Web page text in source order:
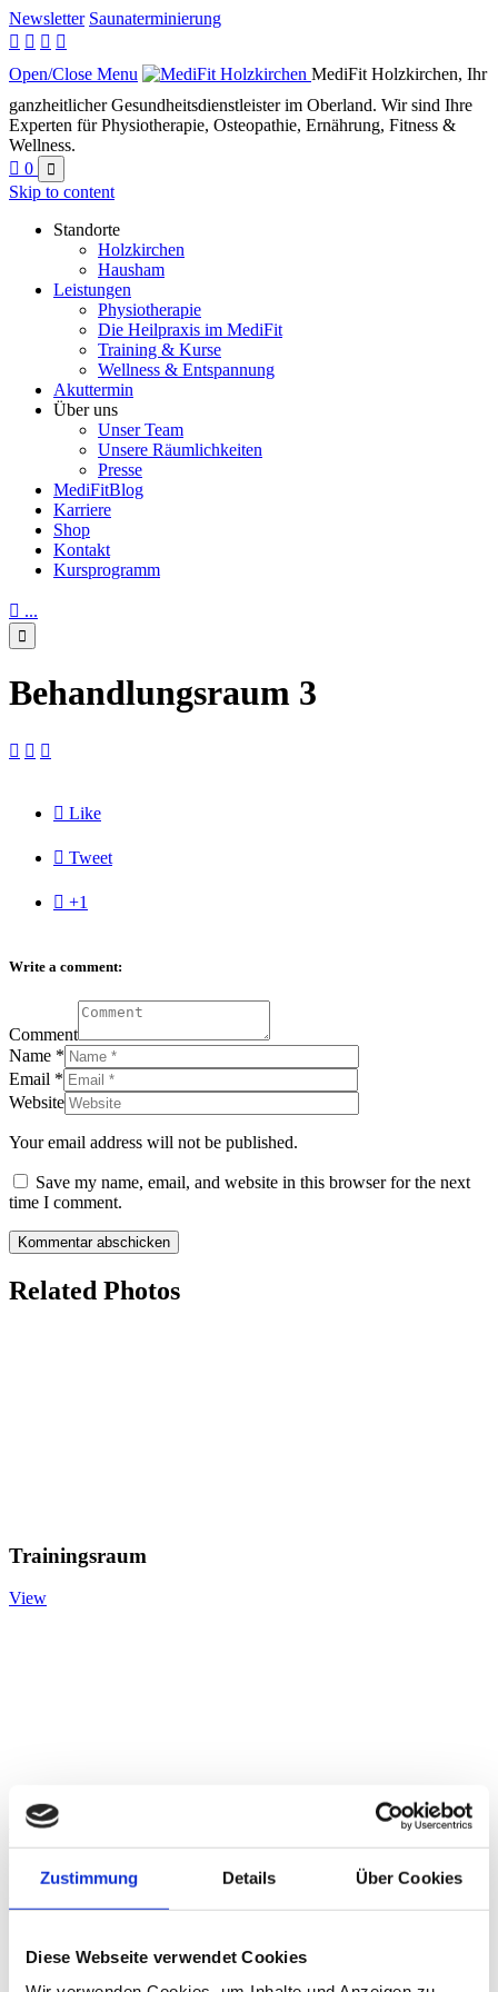
Zustimmung Details Über Cookies
Diese Webseite verwendet Cookies
Newsletter Saunaterminierung
   
Open/Close Menu
MediFit Holzkirchen, Ihr
ganzheitlicher Gesundheitsdienstleister im Oberland. Wir sind Ihre
Experten für Physiotherapie, Osteopathie, Ernährung, Fitness &
Wellness.
 0 
Skip to content
Standorte
Holzkirchen
Hausham
Leistungen
Physiotherapie
Die Heilpraxis im MediFit
Training & Kurse
Wellness & Entspannung
Akuttermin
Über uns
Unser Team
Unsere Räumlichkeiten
Presse
MediFitBlog
Karriere
Shop
Kontakt
Kursprogramm
 ...

Behandlungsraum 3
  
 Like
 Tweet
 +1
Write a comment:
Comment
Name *
Email *
Website
Your email address will not be published.
Save my name, email, and website in this browser for the next
time I comment.
Related Photos
Trainingsraum
View
Behandlungsraum
View